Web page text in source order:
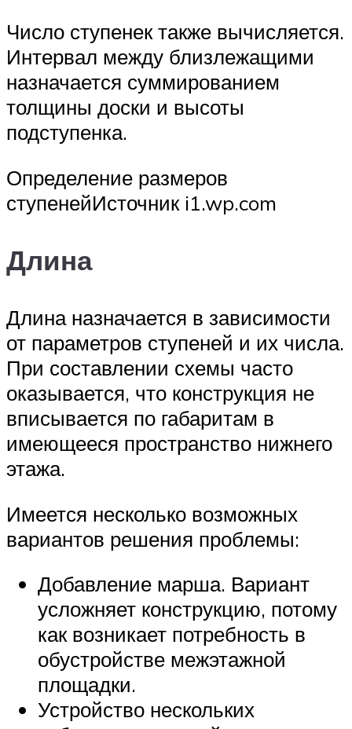
Число ступенек также вычисляется.
Интервал между близлежащими
назначается суммированием
толщины доски и высоты
подступенка.
Определение размеров
ступенейИсточник i1.wp.com
Длина
Длина назначается в зависимости
от параметров ступеней и их числа.
При составлении схемы часто
оказывается, что конструкция не
вписывается по габаритам в
имеющееся пространство нижнего
этажа.
Имеется несколько возможных
вариантов решения проблемы:
Добавление марша. Вариант
усложняет конструкцию, потому
как возникает потребность в
обустройстве межэтажной
площадки.
Устройство нескольких